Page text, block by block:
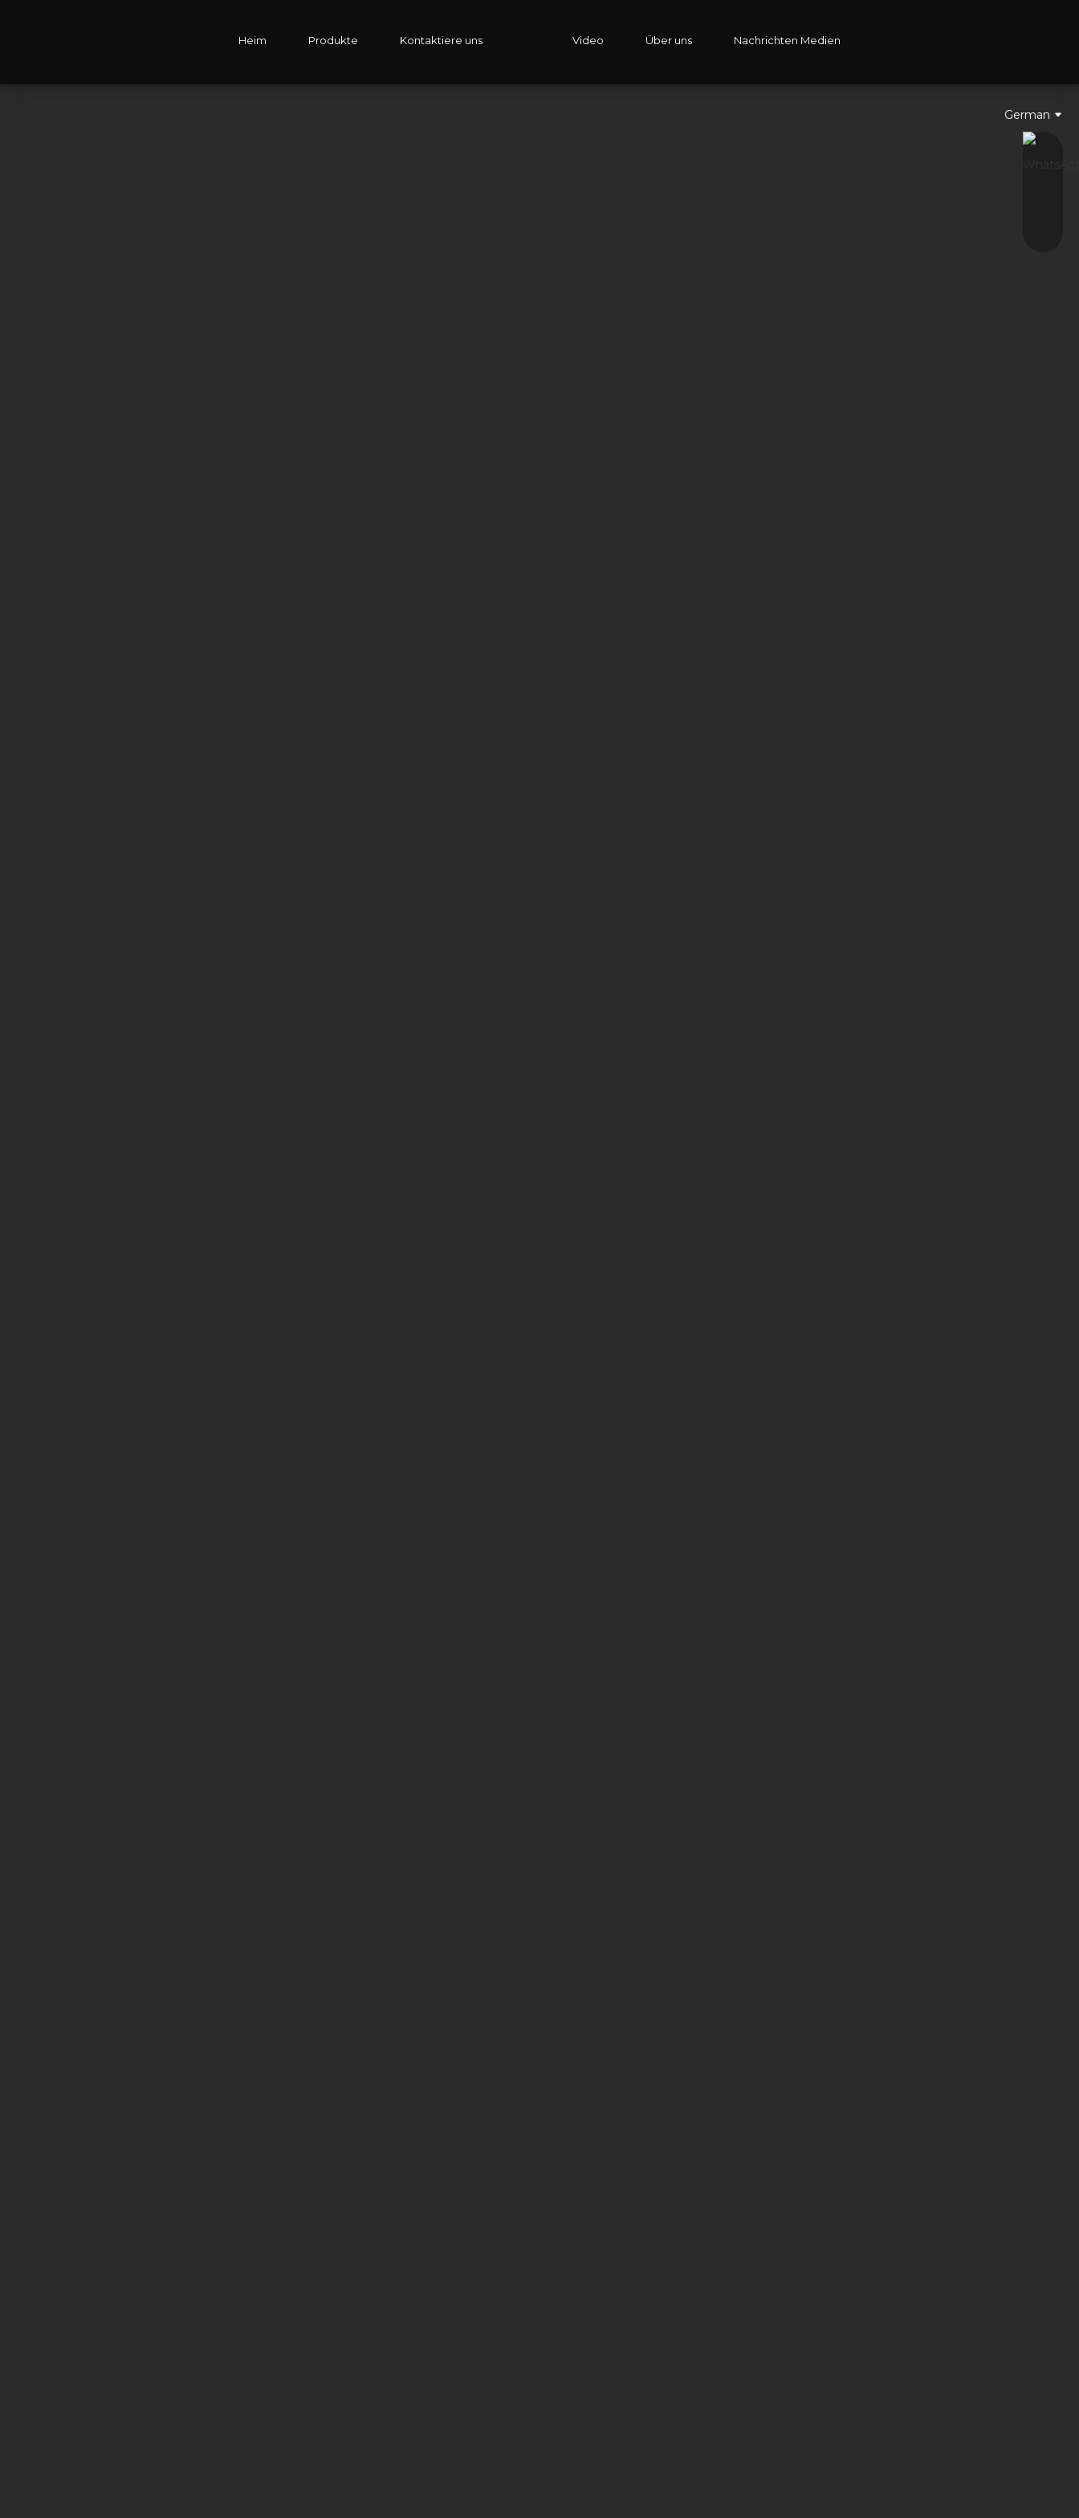
Heim Produkte Kontaktiere uns Video Über uns Nachrichten Medien
German